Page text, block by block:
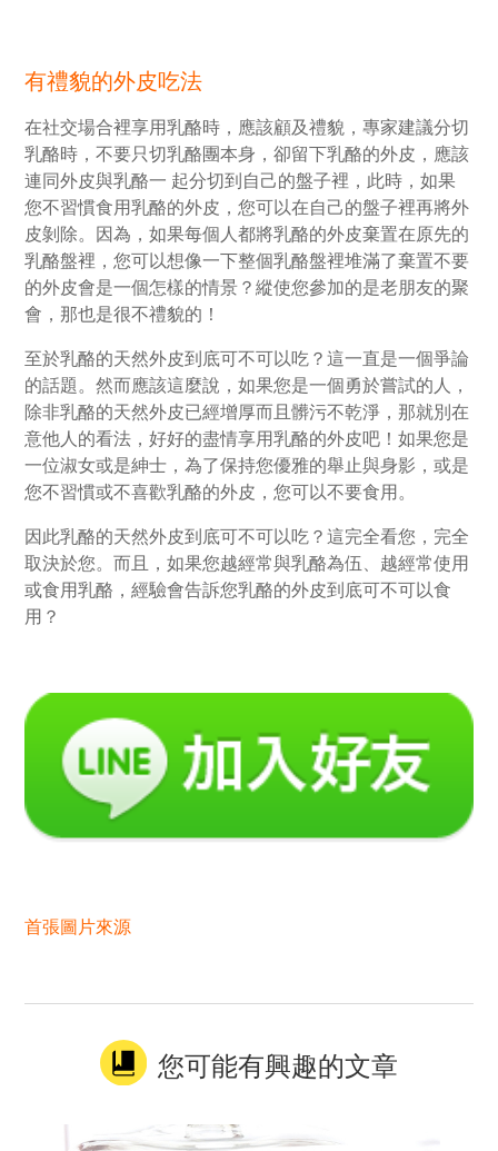
有禮貌的外皮吃法
在社交場合裡享用乳酪時，應該顧及禮貌，專家建議分切
乳酪時，不要只切乳酪團本身，卻留下乳酪的外皮，應該
連同外皮與乳酪一 起分切到自己的盤子裡，此時，如果
您不習慣食用乳酪的外皮，您可以在自己的盤子裡再將外
皮剝除。因為，如果每個人都將乳酪的外皮棄置在原先的
乳酪盤裡，您可以想像一下整個乳酪盤裡堆滿了棄置不要
的外皮會是一個怎樣的情景？縱使您參加的是老朋友的聚
會，那也是很不禮貌的！
至於乳酪的天然外皮到底可不可以吃？這一直是一個爭論
的話題。然而應該這麼說，如果您是一個勇於嘗試的人，
除非乳酪的天然外皮已經增厚而且髒污不乾淨，那就別在
意他人的看法，好好的盡情享用乳酪的外皮吧！如果您是
一位淑女或是紳士，為了保持您優雅的舉止與身影，或是
您不習慣或不喜歡乳酪的外皮，您可以不要食用。
因此乳酪的天然外皮到底可不可以吃？這完全看您，完全
取決於您。而且，如果您越經常與乳酪為伍、越經常使用
或食用乳酪，經驗會告訴您乳酪的外皮到底可不可以食
用？
首張圖片來源
您可能有興趣的文章